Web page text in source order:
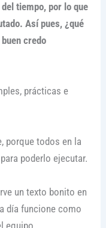
tiempo, por lo que
Así pues, ¿qué
credo
prácticas e
porque todos en la
poderlo ejecutar.
un texto bonito en
día funcione como
equipo.